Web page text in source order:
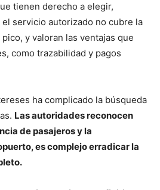
tienen derecho a elegir,
servicio autorizado no cubre la
y valoran las ventajas que
como trazabilidad y pagos
ha complicado la búsqueda
Las autoridades reconocen
de pasajeros y la
es complejo erradicar la